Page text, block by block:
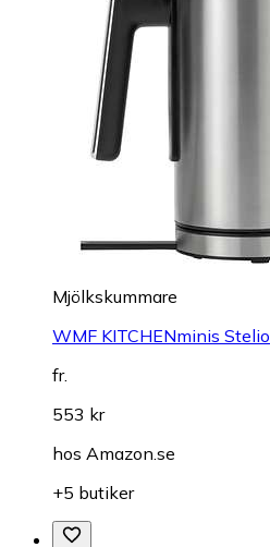
Mjölkskummare
WMF KITCHENminis Stelio
fr.
553 kr
hos Amazon.se
+5 butiker